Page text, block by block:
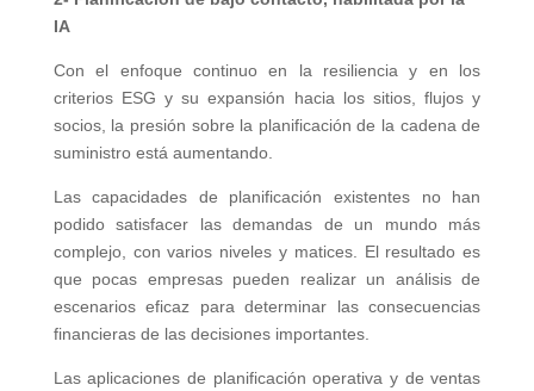
IA
Con el enfoque continuo en la resiliencia y en los
criterios ESG y su expansión hacia los sitios, flujos y
socios, la presión sobre la planificación de la cadena de
suministro está aumentando.
Las capacidades de planificación existentes no han
podido satisfacer las demandas de un mundo más
complejo, con varios niveles y matices. El resultado es
que pocas empresas pueden realizar un análisis de
escenarios eficaz para determinar las consecuencias
financieras de las decisiones importantes.
Las aplicaciones de planificación operativa y de ventas